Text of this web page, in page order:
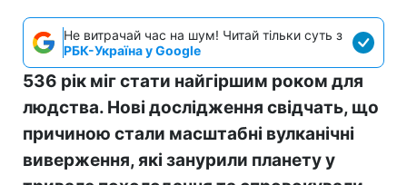
Не витрачай час на шум! Читай тільки суть з
РБК-Україна у Google
536 рік міг стати найгіршим роком для
людства. Нові дослідження свідчать, що
причиною стали масштабні вулканічні
виверження, які занурили планету у